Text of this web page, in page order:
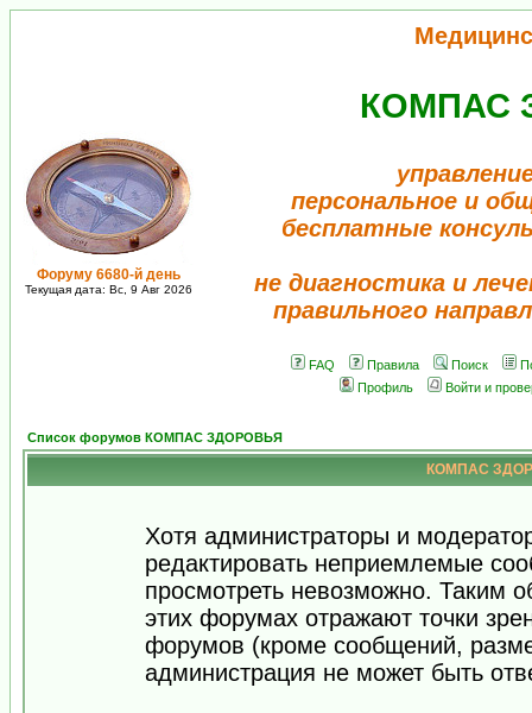
Форуму 6680-й день
Текущая дата: Вс, 9 Авг 2026
КОМПАС
персональное и
бесплатные
не диагностика и
правильного
FAQ Правила Поиск
Профиль
Войти и
Список форумов КОМПАС ЗДОРОВЬЯ
КОМПАС
Хотя администраторы и
редактировать неприемлемые
просмотреть невозможно. Таким
этих форумах отражают точки
форумов (кроме сообщений,
администрация не может быть